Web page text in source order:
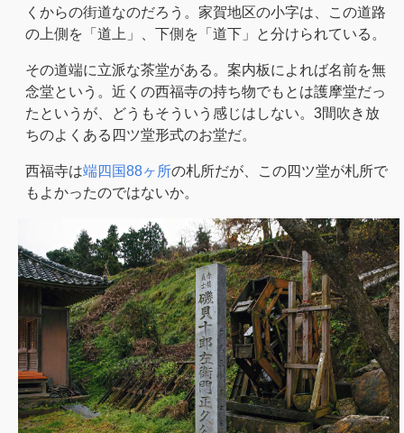
くからの街道なのだろう。家賀地区の小字は、この道路
の上側を「道上」、下側を「道下」と分けられている。
その道端に立派な茶堂がある。案内板によれば名前を無
念堂という。近くの西福寺の持ち物でもとは護摩堂だっ
たというが、どうもそういう感じはしない。3間吹き放
ちのよくある四ツ堂形式のお堂だ。
西福寺は端四国88ヶ所の札所だが、この四ツ堂が札所で
もよかったのではないか。